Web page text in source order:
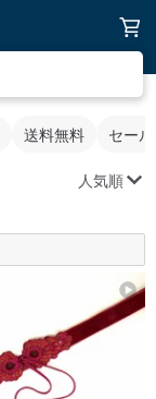
送料無料 セー
人気順